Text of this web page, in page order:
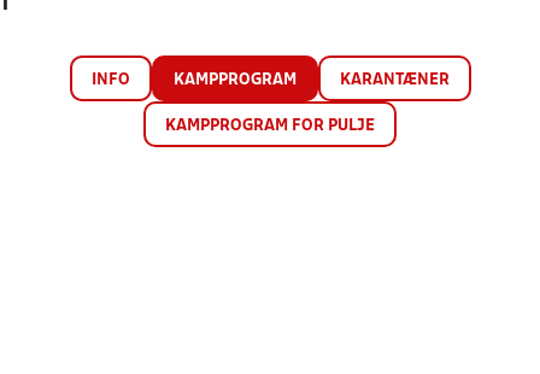
1
INFO KAMPPROGRAM KARANTÆNER
KAMPPROGRAM FOR PULJE